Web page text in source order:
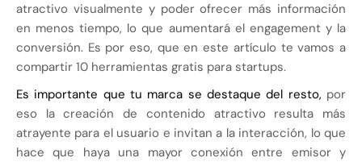
atractivo visualmente y poder ofrecer más información
en menos tiempo, lo que aumentará el engagement y la
conversión. Es por eso, que en este artículo te vamos a
compartir 10 herramientas gratis para startups.
Es importante que tu marca se destaque del resto, por
eso la creación de contenido atractivo resulta más
atrayente para el usuario e invitan a la interacción, lo que
hace que haya una mayor conexión entre emisor y